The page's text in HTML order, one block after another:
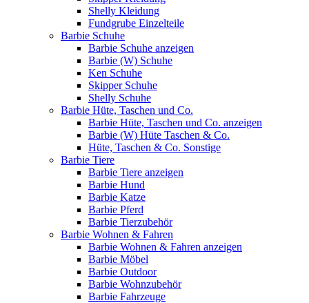
Shelly Kleidung
Fundgrube Einzelteile
Barbie Schuhe
Barbie Schuhe anzeigen
Barbie (W) Schuhe
Ken Schuhe
Skipper Schuhe
Shelly Schuhe
Barbie Hüte, Taschen und Co.
Barbie Hüte, Taschen und Co. anzeigen
Barbie (W) Hüte Taschen & Co.
Hüte, Taschen & Co. Sonstige
Barbie Tiere
Barbie Tiere anzeigen
Barbie Hund
Barbie Katze
Barbie Pferd
Barbie Tierzubehör
Barbie Wohnen & Fahren
Barbie Wohnen & Fahren anzeigen
Barbie Möbel
Barbie Outdoor
Barbie Wohnzubehör
Barbie Fahrzeuge